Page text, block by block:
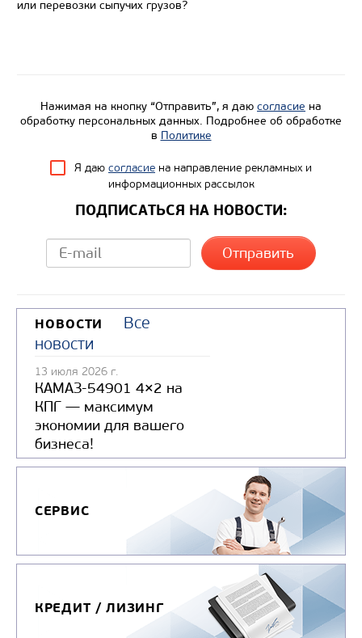
Узнать цену
или перевозки сыпучих грузов?
Нажимая на кнопку “Отправить”, я даю согласие на
обработку персональных данных. Подробнее об обработке
в Политике
Я даю согласие на направление рекламных и
информационных рассылок
ПОДПИСАТЬСЯ НА НОВОСТИ:
НОВОСТИ
Все
новости
13 июля 2026 г.
КАМАЗ-54901 4×2 на
КПГ — максимум
экономии для вашего
бизнеса!
СЕРВИС
КРЕДИТ / ЛИЗИНГ